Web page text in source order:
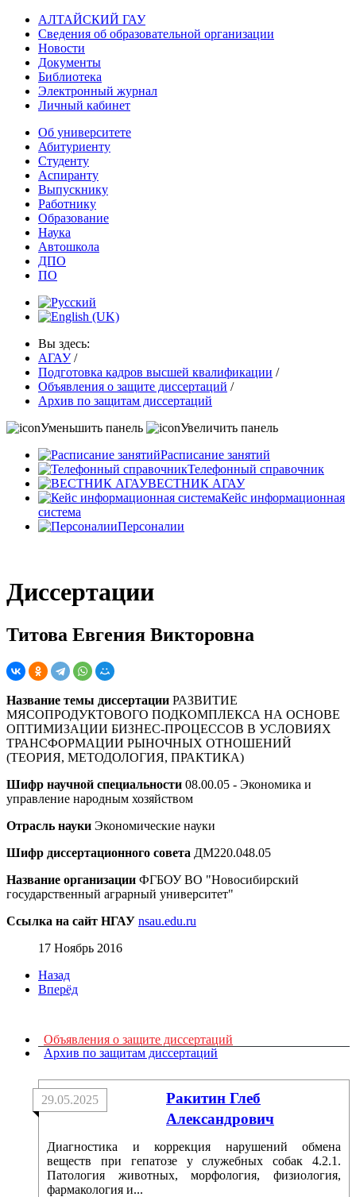
АЛТАЙСКИЙ ГАУ
Сведения об образовательной организации
Новости
Документы
Библиотека
Электронный журнал
Личный кабинет
Об университете
Абитуриенту
Студенту
Аспиранту
Выпускнику
Работнику
Образование
Наука
Автошкола
ДПО
ПО
Вы здесь:
АГАУ /
Подготовка кадров высшей квалификации /
Объявления о защите диссертаций /
Архив по защитам диссертаций
Уменьшить панель
Увеличить панель
Расписание занятий
Телефонный справочник
ВЕСТНИК АГАУ
Кейс информационная
система
Персоналии
Диссертации
Титова Евгения Викторовна
Название темы диссертации РАЗВИТИЕ
МЯСОПРОДУКТОВОГО ПОДКОМПЛЕКСА НА ОСНОВЕ
ОПТИМИЗАЦИИ БИЗНЕС-ПРОЦЕССОВ В УСЛОВИЯХ
ТРАНСФОРМАЦИИ РЫНОЧНЫХ ОТНОШЕНИЙ
(ТЕОРИЯ, МЕТОДОЛОГИЯ, ПРАКТИКА)
Шифр научной специальности 08.00.05 - Экономика и
управление народным хозяйством
Отрасль науки Экономические науки
Шифр диссертационного совета ДМ220.048.05
Название организации ФГБОУ ВО "Новосибирский
государственный аграрный университет"
Ссылка на сайт НГАУ nsau.edu.ru
17 Ноябрь 2016
Назад
Вперёд
Объявления о защите диссертаций
Архив по защитам диссертаций
Ракитин Глеб
Александрович
29.05.2025
Диагностика и коррекция нарушений обмена
веществ при гепатозе у служебных собак 4.2.1.
Патология животных, морфология, физиология,
фармакология и...